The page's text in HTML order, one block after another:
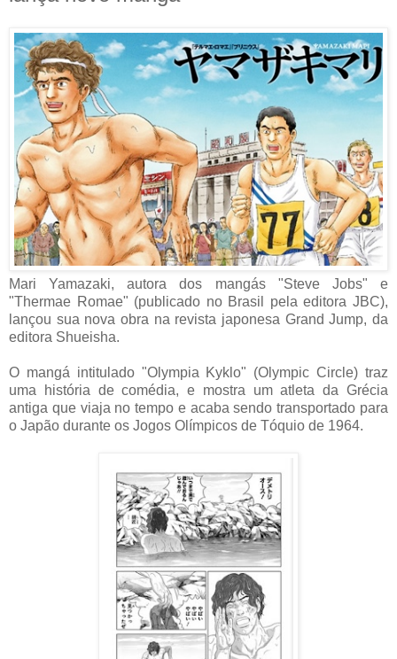
Mari Yamazaki, autora dos mangás "Steve Jobs" e
"Thermae Romae" (publicado no Brasil pela editora JBC),
lançou sua nova obra na revista japonesa Grand Jump, da
editora Shueisha.
O mangá intitulado "Olympia Kyklo" (Olympic Circle) traz
uma história de comédia, e mostra um atleta da Grécia
antiga que viaja no tempo e acaba sendo transportado para
o Japão durante os Jogos Olímpicos de Tóquio de 1964.